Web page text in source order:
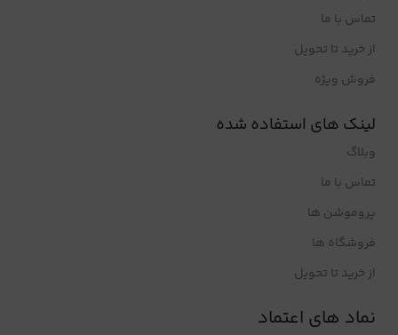
تماس با ما
از خرید تا تحویل
فروش ویژه
لینک های استفاده شده
وبلاگ
تماس با ما
پروموشن ها
فروشگاه ها
از خرید تا تحویل
نماد های اعتماد